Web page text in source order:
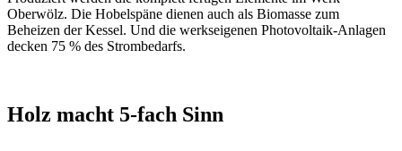
Oberwölz. Die Hobelspäne dienen auch als Biomasse zum
Beheizen der Kessel. Und die werkseigenen Photovoltaik-Anlagen
decken 75 % des Strombedarfs.
Holz macht 5-fach Sinn